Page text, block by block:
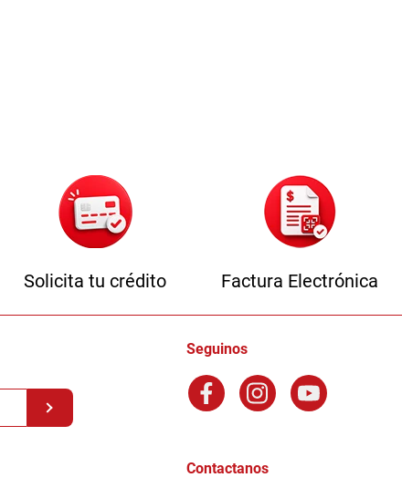
Solicita tu crédito Factura Electrónica
Seguinos
Contactanos